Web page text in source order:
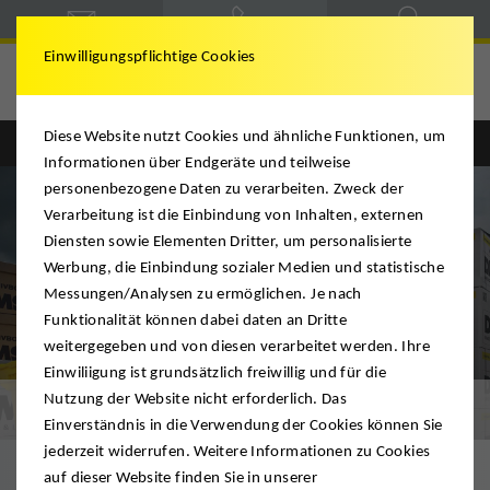
Umzugsmaterialien
Einwilligungspflichtige Cookies
Diese Website nutzt Cookies und ähnliche Funktionen, um
Informationen über Endgeräte und teilweise
personenbezogene Daten zu verarbeiten. Zweck der
Verarbeitung ist die Einbindung von Inhalten, externen
Diensten sowie Elementen Dritter, um personalisierte
Werbung, die Einbindung sozialer Medien und statistische
Messungen/Analysen zu ermöglichen. Je nach
Funktionalität können dabei daten an Dritte
weitergegeben und von diesen verarbeitet werden. Ihre
Einwiliigung ist grundsätzlich freiwillig und für die
Nutzung der Website nicht erforderlich. Das
Einverständnis in die Verwendung der Cookies können Sie
jederzeit widerrufen. Weitere Informationen zu Cookies
auf dieser Website finden Sie in unserer